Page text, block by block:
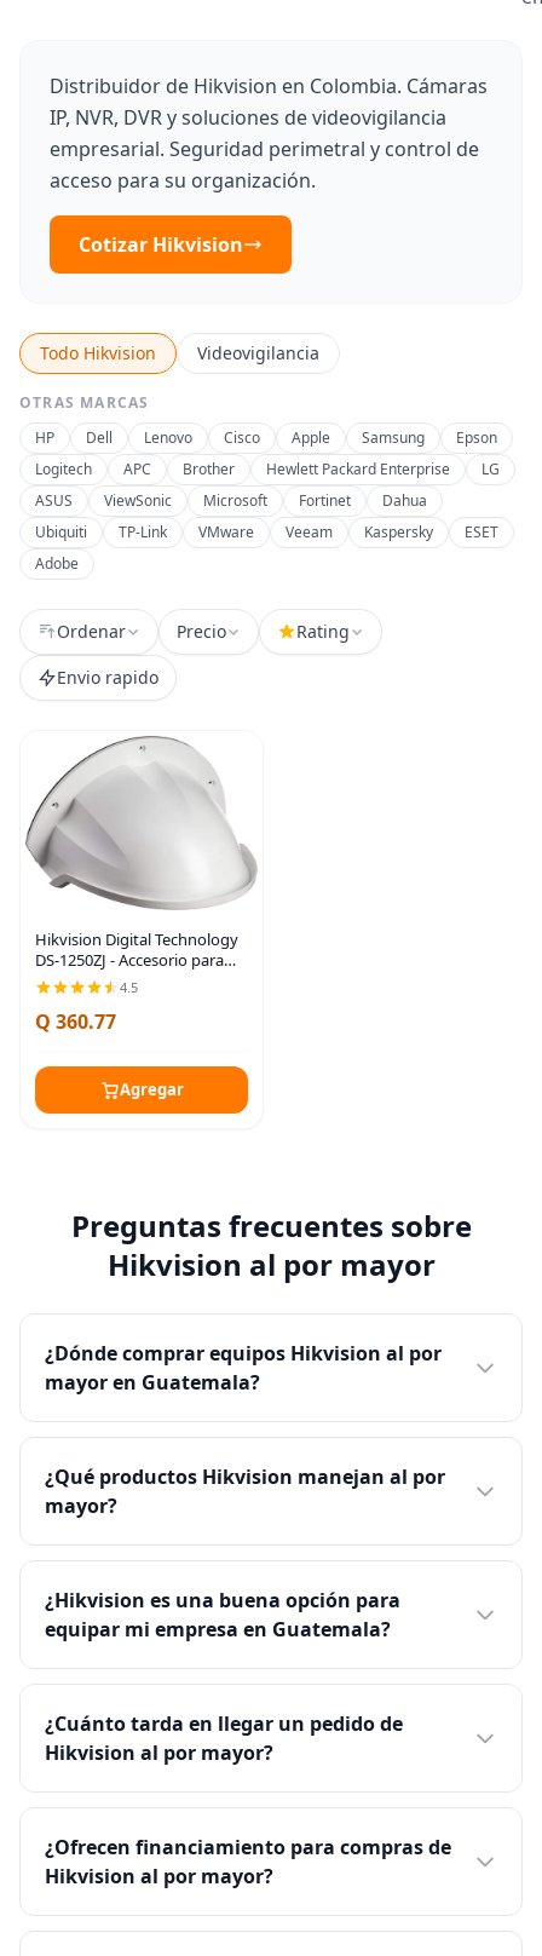
Distribuidor de Hikvision en Colombia. Cámaras
IP, NVR, DVR y soluciones de videovigilancia
empresarial. Seguridad perimetral y control de
acceso para su organización.
Cotizar Hikvision
Todo Hikvision Videovigilancia
OTRAS MARCAS
HP
Dell Lenovo Cisco Apple Samsung
Epson
Logitech
APC Brother Hewlett Packard Enterprise
LG
ASUS
ViewSonic Microsoft Fortinet
Dahua
Ubiquiti
TP-Link VMware Veeam Kaspersky
ESET
Adobe
Ordenar Precio
Rating
Envio rapido
Hikvision Digital Technology
DS-1250ZJ - Accesorio para
cámara de seguridad y
hogares, protección para
4.5
Q 360.77
Agregar
Preguntas frecuentes sobre
Hikvision al por mayor
¿Dónde comprar equipos Hikvision al por
mayor en Guatemala?
¿Qué productos Hikvision manejan al por
mayor?
¿Hikvision es una buena opción para
equipar mi empresa en Guatemala?
¿Cuánto tarda en llegar un pedido de
Hikvision al por mayor?
¿Ofrecen financiamiento para compras de
Hikvision al por mayor?